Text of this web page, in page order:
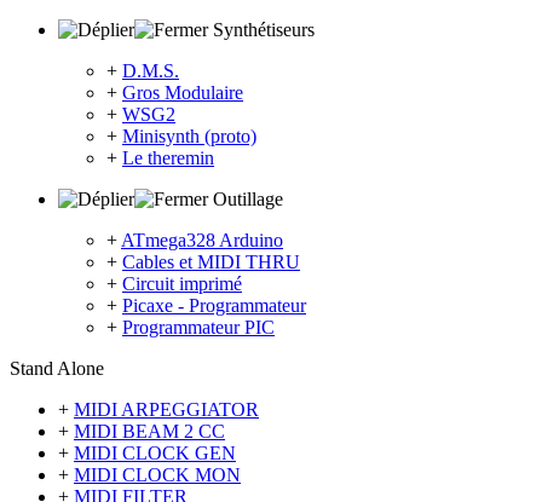
Synthétiseurs
+ D.M.S.
+ Gros Modulaire
+ WSG2
+ Minisynth (proto)
+ Le theremin
Outillage
+ ATmega328 Arduino
+ Cables et MIDI THRU
+ Circuit imprimé
+ Picaxe - Programmateur
+ Programmateur PIC
Stand Alone
+ MIDI ARPEGGIATOR
+ MIDI BEAM 2 CC
+ MIDI CLOCK GEN
+ MIDI CLOCK MON
+ MIDI FILTER